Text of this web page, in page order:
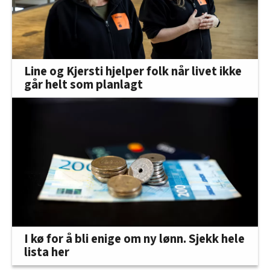
Line og Kjersti hjelper folk når livet ikke
går helt som planlagt
I kø for å bli enige om ny lønn. Sjekk hele
lista her